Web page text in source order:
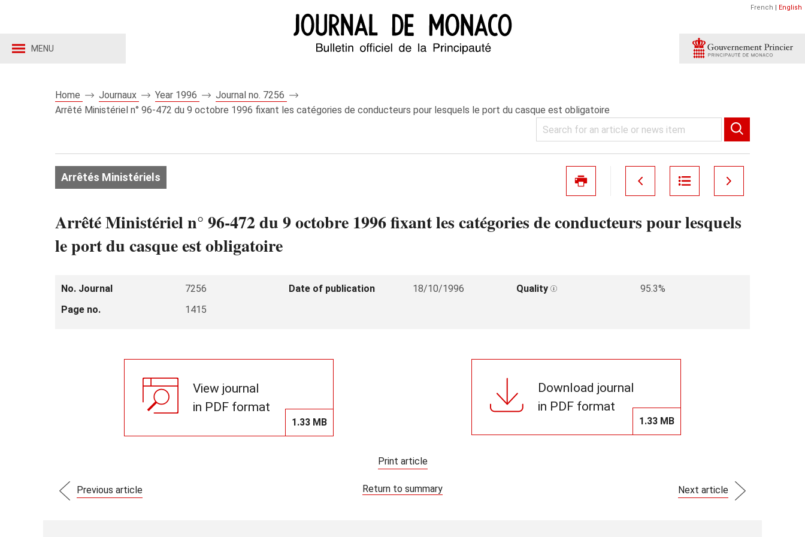
MENU
French | English
Home Journaux Year 1996
Journal no. 7256
Arrêté Ministériel n° 96-472 du 9 octobre 1996 fixant les catégories de conducteurs pour lesquels le port du casque est obligatoire
Arrêtés Ministériels
Arrêté Ministériel n° 96-472 du 9 octobre 1996 fixant les catégories de conducteurs pour lesquels
le port du casque est obligatoire
No. Journal 7256 Date of publication 18/10/1996 Quality
95.3%
Page no.
1415
View journal
in PDF format
1.33 MB
Download journal
in PDF format
1.33 MB
Print article
Previous article Return to summary Next article